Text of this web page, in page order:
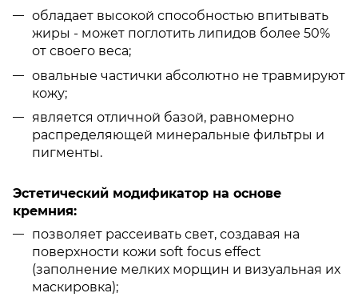
обладает высокой способностью впитывать
жиры - может поглотить липидов более 50%
от своего веса;
овальные частички абсолютно не травмируют
кожу;
является отличной базой, равномерно
распределяющей минеральные фильтры и
пигменты.
Эстетический модификатор на основе
кремния:
позволяет рассеивать свет, создавая на
поверхности кожи soft focus effect
(заполнение мелких морщин и визуальная их
маскировка);